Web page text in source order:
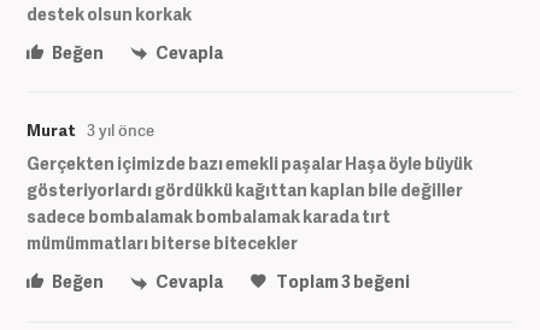
destek olsun korkak
Beğen
Cevapla
Murat 3 yıl önce
Gerçekten içimizde bazı emekli paşalar Haşa öyle büyük
gösteriyorlardı gördükkü kağıttan kaplan bile değiller
sadece bombalamak bombalamak karada tırt
mümümmatları biterse bitecekler
Beğen
Cevapla Toplam3beğeni